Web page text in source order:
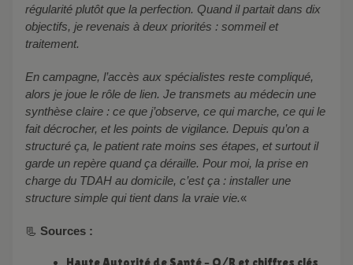
régularité plutôt que la perfection. Quand il partait dans dix
objectifs, je revenais à deux priorités : sommeil et
traitement.
En campagne, l’accès aux spécialistes reste compliqué,
alors je joue le rôle de lien. Je transmets au médecin une
synthèse claire : ce que j’observe, ce qui marche, ce qui le
fait décrocher, et les points de vigilance. Depuis qu’on a
structuré ça, le patient rate moins ses étapes, et surtout il
garde un repère quand ça déraille. Pour moi, la prise en
charge du TDAH au domicile, c’est ça : installer une
structure simple qui tient dans la vraie vie.«
Sources :
Haute Autorité de Santé – Q/R et chiffres clés,